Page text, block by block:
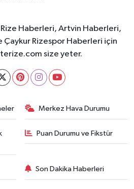
Rize Haberleri, Artvin Haberleri,
Çaykur Rizespor Haberleri için
size yeter.
Merkez Hava Durumu
Puan Durumu ve Fikstür
Son Dakika Haberleri